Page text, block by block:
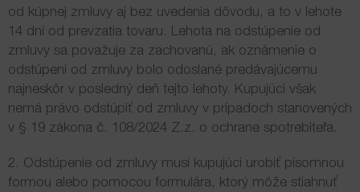
od kúpnej zmluvy aj bez uvedenia dôvodu, a to v lehote
14 dní od prevzatia tovaru. Lehota na odstúpenie od
zmluvy sa považuje za zachovanú, ak oznámenie o
odstúpení od zmluvy bolo odoslané predávajúcemu
najneskôr v posledný deň tejto lehoty. Kupujúci však
nemá právo odstúpiť od zmluvy v prípadoch stanovených
v § 19 zákona č. 108/2024 Z.z. o ochrane spotrebiteľa.
2. Odstúpenie od zmluvy musí kupujúci urobiť písomnou
formou alebo pomocou formulára, ktorý môže stiahnuť